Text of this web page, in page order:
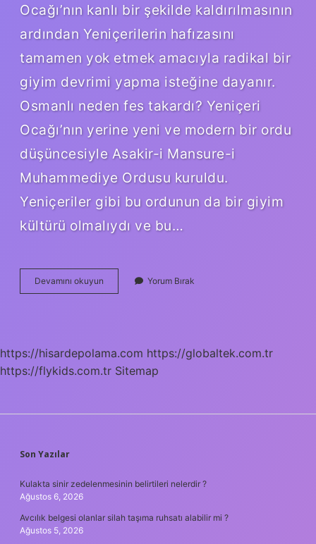
Ocağı’nın kanlı bir şekilde kaldırılmasının
ardından Yeniçerilerin hafızasını
tamamen yok etmek amacıyla radikal bir
giyim devrimi yapma isteğine dayanır.
Osmanlı neden fes takardı? Yeniçeri
Ocağı’nın yerine yeni ve modern bir ordu
düşüncesiyle Asakir-i Mansure-i
Muhammediye Ordusu kuruldu.
Yeniçeriler gibi bu ordunun da bir giyim
kültürü olmalıydı ve bu…
Devamını okuyun Osmanlıda
Fes
Yorum Bırak
https://hisardepolama.com https://globaltek.com.tr
https://flykids.com.tr Sitemap
SIDEBAR
Son Yazılar
Kulakta sinir zedelenmesinin belirtileri nelerdir ?
Ağustos 6, 2026
Avcılık belgesi olanlar silah taşıma ruhsatı alabilir mi ?
Ağustos 5, 2026